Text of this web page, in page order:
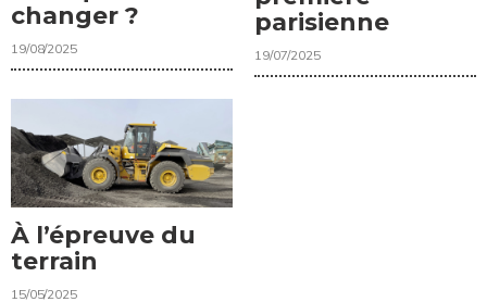
changer ?
19/08/2025
parisienne
19/07/2025
À l’épreuve du
terrain
15/05/2025